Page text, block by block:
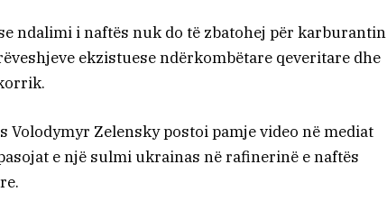
ndalimi i naftës nuk do të zbatohej për karburantin
ekzistuese ndërkombëtare qeveritare dhe
Zelensky postoi pamje video në mediat
e një sulmi ukrainas në rafinerinë e naftës